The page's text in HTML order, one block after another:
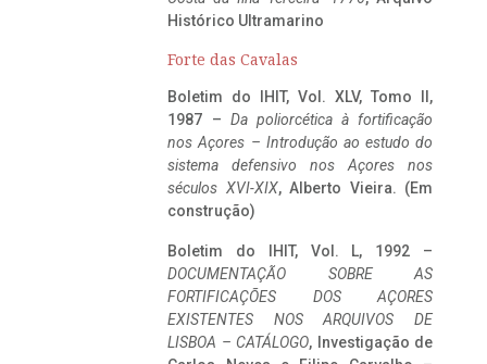
Histórico Ultramarino
Forte das Cavalas
Boletim do IHIT, Vol. XLV, Tomo II,
1987 – Da poliorcética à fortificação
nos Açores – Introdução ao estudo do
sistema defensivo nos Açores nos
séculos XVI-XIX, Alberto Vieira. (Em
construção)
Boletim do IHIT, Vol. L, 1992 –
DOCUMENTAÇÃO SOBRE AS
FORTIFICAÇÕES DOS AÇORES
EXISTENTES NOS ARQUIVOS DE
LISBOA – CATÁLOGO, Investigação de